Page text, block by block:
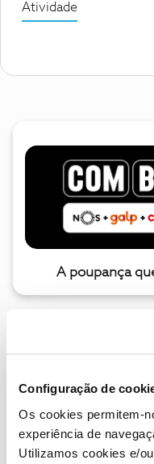
Configuração de
Os cookies permitem-
experiência de
Utilizamos cookies e/
Atividade
A poupança
Descubra as